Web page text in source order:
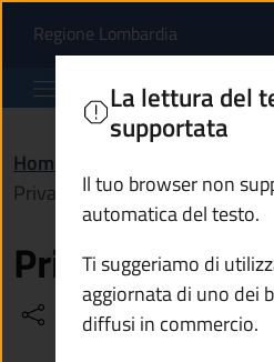
Privacy e
Regione Lombardia(apre in
Comune di Breno
Home
Privacy e cookie policy
Privacy e
Condividi Vedi azioni
La lettura del
supportata
Il tuo browser non
automatica del testo.
Ti suggeriamo di
aggiornata di uno dei
diffusi in commercio.